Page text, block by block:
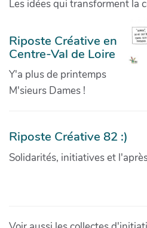
Les idées qui transforment la
Riposte Créative en
Centre-Val de Loire
Y'a plus de printemps
M'sieurs Dames !
Riposte Créative 82 :)
Solidarités, initiatives et